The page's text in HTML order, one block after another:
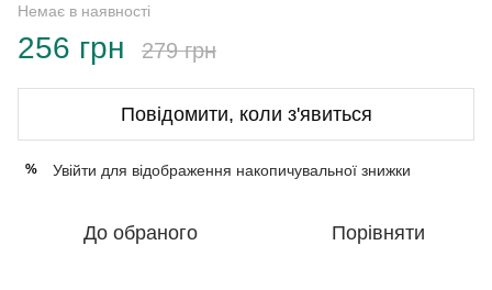
Немає в наявності
256 грн 279 грн
Повідомити, коли з'явиться
% Увійти для відображення накопичувальної знижки
До обраного Порівняти